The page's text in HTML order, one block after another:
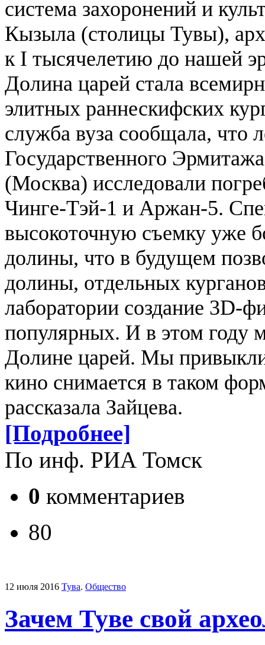
система захоронений и
Кызыла (столицы Тувы),
к I тысячелетию до нашей
Долина царей стала
элитных раннескифских
служба вуза сообщала, что
Государственного
(Москва) исследовали
Чинге-Тэй-1 и Аржан-5.
высокоточную съемку уже
долины, что в будущем
долины, отдельных
лаборатории создание 3D-
популярных. И в этом году
Долине царей. Мы
кино снимается в таком
рассказала Зайцева.
[Подробнее]
По инф. РИА Томск
0 комментариев
80
12 июля 2016 Тува. Общество
Зачем Туве свой